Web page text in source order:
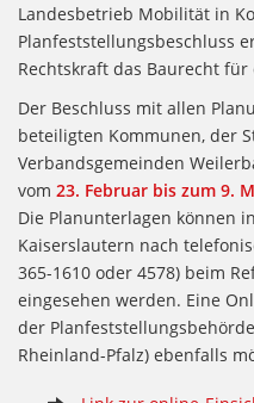
Landesbetrieb Mobilität in
Planfeststellungsbeschluss
Rechtskraft das Baurecht für
Der Beschluss mit allen
beteiligten Kommunen, der
Verbandsgemeinden
vom 23. Februar bis zum 9.
Die Planunterlagen können
Kaiserslautern nach
365-1610 oder 4578) beim
eingesehen werden. Eine
der
Rheinland-Pfalz) ebenfalls